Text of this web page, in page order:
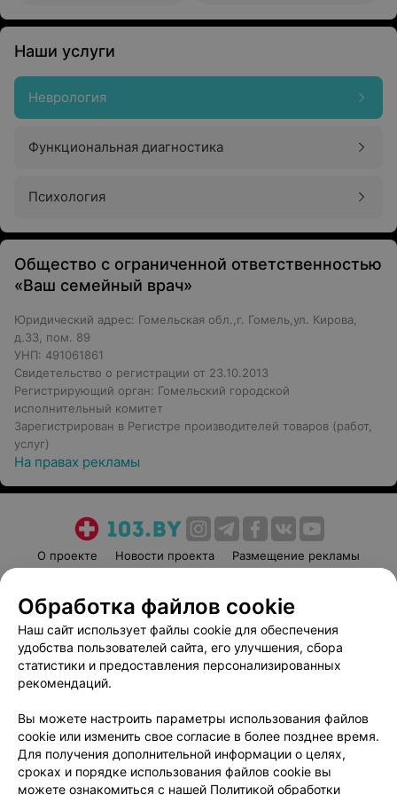
При возникновении дискомфорта или наличии
Наши услуги
Неврология
Функциональная диагностика
Психология
Общество с ограниченной ответственностью
«Ваш семейный врач»
Юридический адрес: Гомельская обл.,г. Гомель,ул. Кирова,
д.33, пом. 89
УНП: 491061861
Свидетельство о регистрации от 23.10.2013
Регистрирующий орган: Гомельский городской
исполнительный комитет
Зарегистрирован в Регистре производителей товаров (работ,
услуг)
На правах рекламы
О проекте Новости проекта
Размещение рекламы
Пользовательское соглашение
Способы оплаты
Вакансии
Партнеры
Написать руководителю 103.by
Обработка персональных данных
Обработка файлов cookie
Наш сайт использует файлы cookie для обеспечения
удобства пользователей сайта, его улучшения, сбора
статистики и предоставления персонализированных
рекомендаций.
Вы можете настроить параметры использования файлов
cookie или изменить свое согласие в более позднее время.
Для получения дополнительной информации о целях,
сроках и порядке использования файлов cookie вы
можете ознакомиться с нашей Политикой обработки